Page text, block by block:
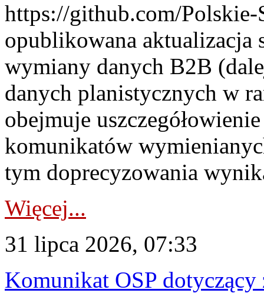
https://github.com/Polskie-
opublikowana aktualizacja
wymiany danych B2B
danych planistycznych w
obejmuje
komunikatów
tym doprecyzowania
Więcej...
31 lipca 2026, 07:33
Komunikat OSP dotyczący